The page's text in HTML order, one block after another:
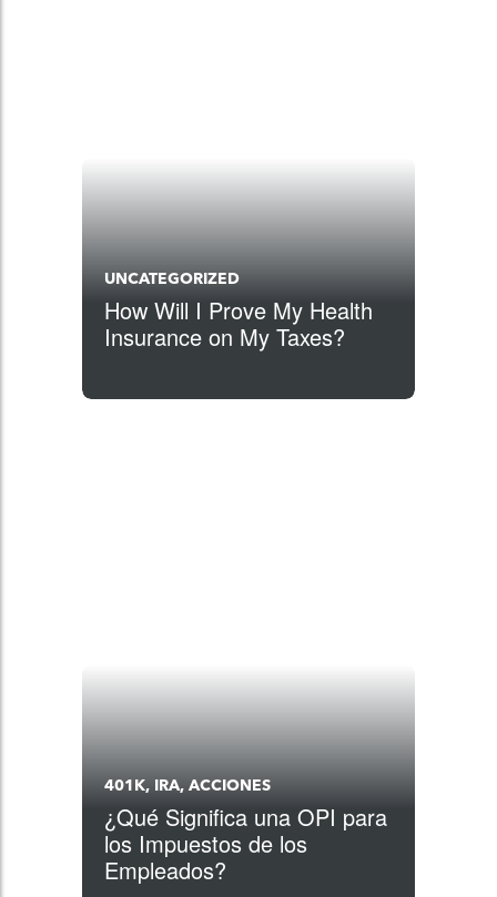
UNCATEGORIZED
How Will I Prove My Health
Insurance on My Taxes?
401K, IRA, ACCIONES
¿Qué Significa una OPI para
los Impuestos de los
Empleados?